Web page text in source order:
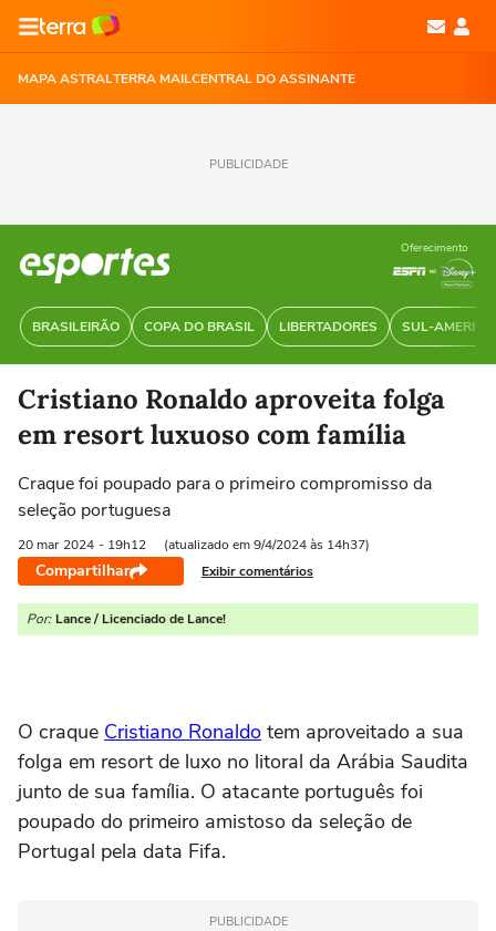
MAPA ASTRALTERRA MAILCENTRAL DO ASSINANTE
PUBLICIDADE
BRASILEIRÃO COPA DO BRASIL LIBERTADORES SUL-
Oferecimento
Cristiano Ronaldo aproveita folga
em resort luxuoso com família
Craque foi poupado para o primeiro compromisso da
seleção portuguesa
20 mar 2024 - 19h12 (atualizado em 9/4/2024 às 14h37)
Compartilhar Exibir comentários
Por: Lance / Licenciado de Lance!
O craque Cristiano Ronaldo tem aproveitado a sua
folga em resort de luxo no litoral da Arábia Saudita
junto de sua família. O atacante português foi
poupado do primeiro amistoso da seleção de
Portugal pela data Fifa.
PUBLICIDADE